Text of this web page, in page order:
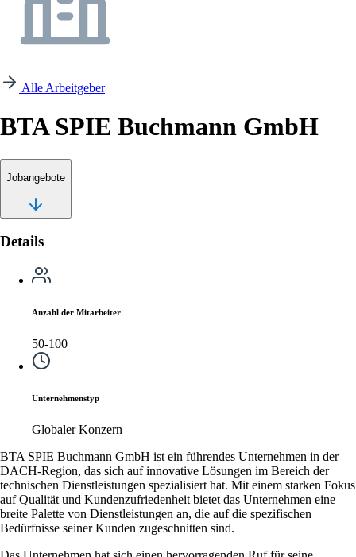
Alle Arbeitgeber
BTA SPIE Buchmann GmbH
Jobangebote
Details
Anzahl der Mitarbeiter
50-100
Unternehmenstyp
Globaler Konzern
BTA SPIE Buchmann GmbH ist ein führendes Unternehmen in der
DACH-Region, das sich auf innovative Lösungen im Bereich der
technischen Dienstleistungen spezialisiert hat. Mit einem starken Fokus
auf Qualität und Kundenzufriedenheit bietet das Unternehmen eine
breite Palette von Dienstleistungen an, die auf die spezifischen
Bedürfnisse seiner Kunden zugeschnitten sind.